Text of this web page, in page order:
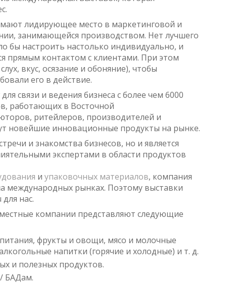
лидирующее место в маркетинговой и
занимающейся производством. Нет лучшего
бы настроить настолько индивидуально, и
прямым контактом с клиентами. При этом
вкус, осязание и обоняние), чтобы
его в действие.
связи и ведения бизнеса с более чем 6000
работающих в Восточной
ритейлеров, производителей и
новейшие инновационные продукты на рынке.
и знакомства бизнесов, но и является
экспертами в области продуктов
и упаковочных материалов, компания
международных рынках. Поэтому выставки
нас.
компании представляют следующие
фрукты и овощи, мясо и молочные
напитки (горячие и холодные) и т. д.
и полезных продуктов.
БАДам.